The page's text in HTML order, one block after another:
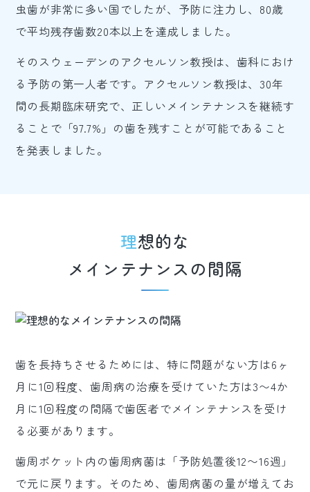
虫歯が非常に多い国でしたが、予防に注力し、80歳
で平均残存歯数20本以上を達成しました。
そのスウェーデンのアクセルソン教授は、歯科におけ
る予防の第一人者です。アクセルソン教授は、30年
間の長期臨床研究で、正しいメインテナンスを継続す
ることで「97.7%」の歯を残すことが可能であること
を発表しました。
理想的な
メインテナンスの間隔
歯を長持ちさせるためには、特に問題がない方は6ヶ
月に1回程度、歯周病の治療を受けていた方は3〜4か
月に1回程度の間隔で歯医者でメインテナンスを受け
る必要があります。
歯周ポケット内の歯周病菌は「予防処置後12〜16週」
で元に戻ります。そのため、歯周病菌の量が増えてお